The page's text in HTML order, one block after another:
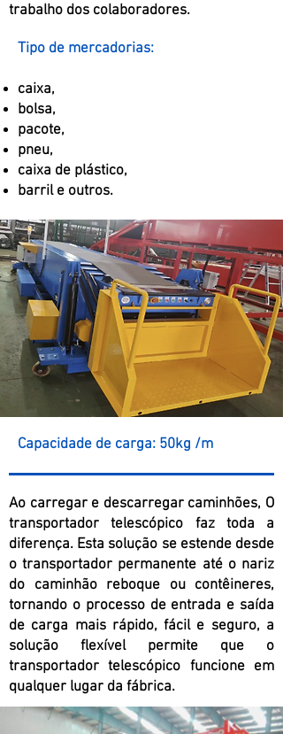
trabalho dos colaboradores.
Tipo de mercadorias:
caixa,
bolsa,
pacote,
pneu,
caixa de plástico,
barril e outros.
Capacidade de carga: 50kg /m
Ao carregar e descarregar caminhões, O
transportador telescópico faz toda a
diferença. Esta solução se estende desde
o transportador permanente até o nariz
do caminhão reboque ou contêineres,
tornando o processo de entrada e saída
de carga mais rápido, fácil e seguro, a
solução flexível permite que o
transportador telescópico funcione em
qualquer lugar da fábrica.